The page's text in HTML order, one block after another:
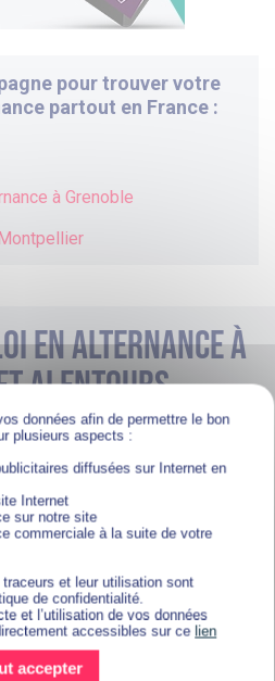
pour trouver votre
partout en France :
à Grenoble
Montpellier
en alternance à
alentours
centaines d’offres d’emploi
partout en France.
Client
B to B - Les
données afin de permettre le bon
plusieurs aspects :
diffusées sur Internet en
Internet
sur notre site
commerciale à la suite de votre
et leur utilisation sont
de confidentialité.
et l’utilisation de vos données
accessibles sur ce lien
accepter